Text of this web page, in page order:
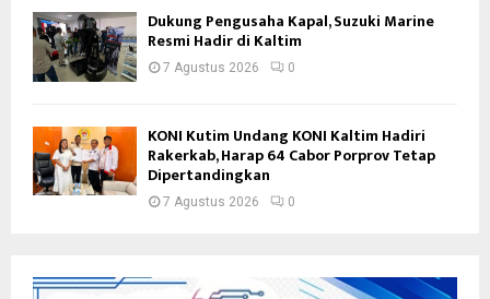
Dukung Pengusaha Kapal, Suzuki Marine
Resmi Hadir di Kaltim
7 Agustus 2026 0
KONI Kutim Undang KONI Kaltim Hadiri
Rakerkab, Harap 64 Cabor Porprov Tetap
Dipertandingkan
7 Agustus 2026 0